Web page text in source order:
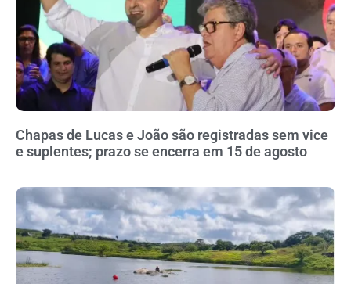
Chapas de Lucas e João são registradas sem vice
e suplentes; prazo se encerra em 15 de agosto